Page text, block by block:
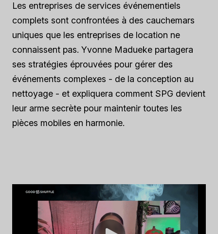
Les entreprises de services événementiels
complets sont confrontées à des cauchemars
uniques que les entreprises de location ne
connaissent pas. Yvonne Madueke partagera
ses stratégies éprouvées pour gérer des
événements complexes - de la conception au
nettoyage - et expliquera comment SPG devient
leur arme secrète pour maintenir toutes les
pièces mobiles en harmonie.